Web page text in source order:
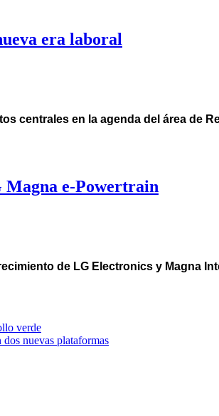
era laboral
centrales en la agenda del área de
Magna e-Powertrain
de LG Electronics y Magna
verde
nuevas plataformas